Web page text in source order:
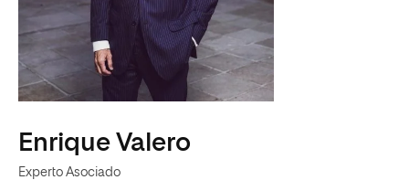
Enrique Valero
Experto Asociado